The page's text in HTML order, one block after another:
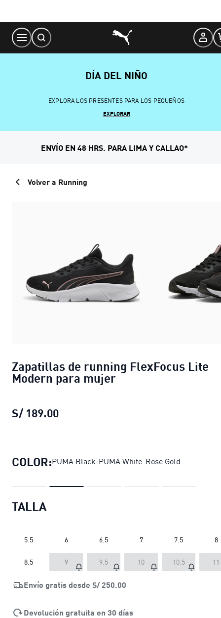
Content
DÍA DEL NIÑO
EXPLORA LOS PRESENTES PARA LOS PEQUEÑOS
EXPLORAR
ENVÍO EN 48 HRS. PARA LIMA Y CALLAO*
Volver a Running
Zapatillas de running FlexFocus Lite
Modern para mujer
S/ 189.00
COLOR:PUMA Black-PUMA White-Rose Gold
TALLA
5.5 6 6.5 7 7.5 8
8.5 9 9.5 10 10.5 11
Envío gratis desde S/ 250.00
Devolución gratuita en 30 días